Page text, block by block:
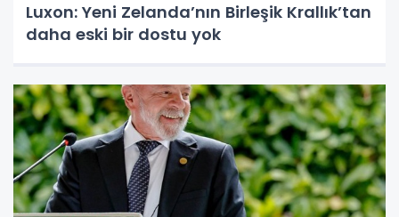
Luxon: Yeni Zelanda’nın Birleşik Krallık’tan
daha eski bir dostu yok